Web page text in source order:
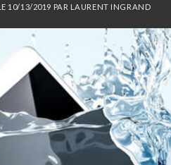
10/13/2019 PAR LAURENT INGRAND